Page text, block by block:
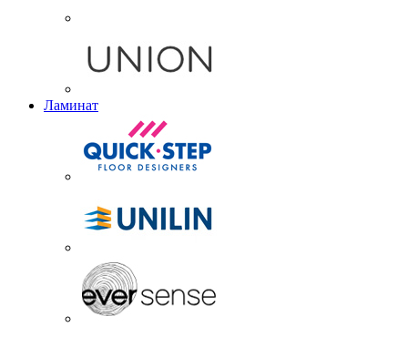
Ламинат